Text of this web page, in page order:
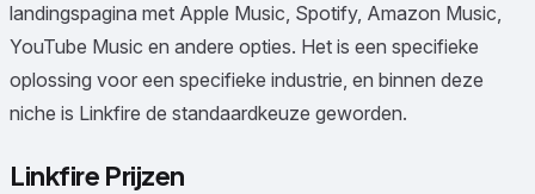
landingspagina met Apple Music, Spotify, Amazon Music,
YouTube Music en andere opties. Het is een specifieke
oplossing voor een specifieke industrie, en binnen deze
niche is Linkfire de standaardkeuze geworden.
Linkfire Prijzen